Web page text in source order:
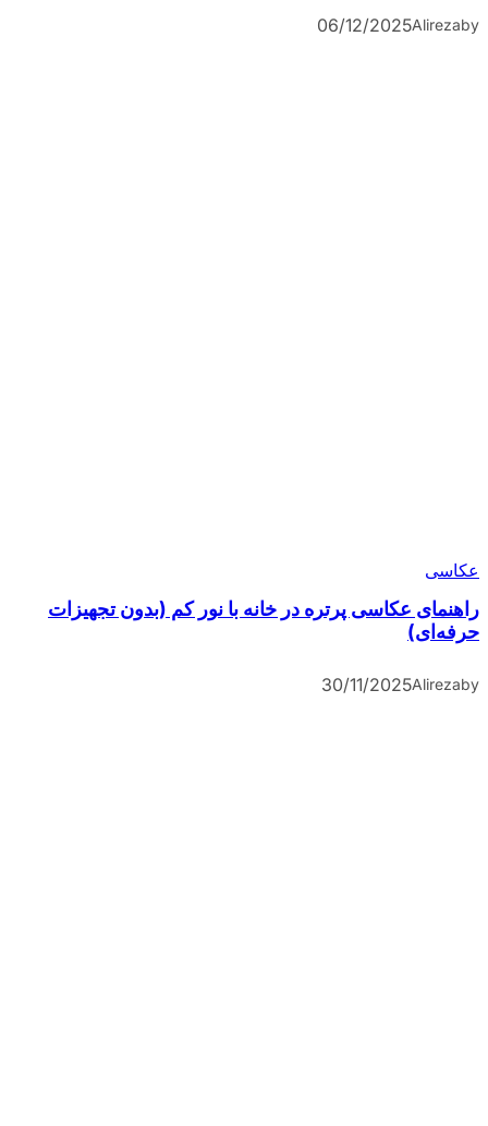
by
Alireza
06/12/2025
عکاسی
راهنمای عکاسی پرتره در خانه با نور کم (بدون تجهیزات
حرفه‌ای)
by
Alireza
30/11/2025